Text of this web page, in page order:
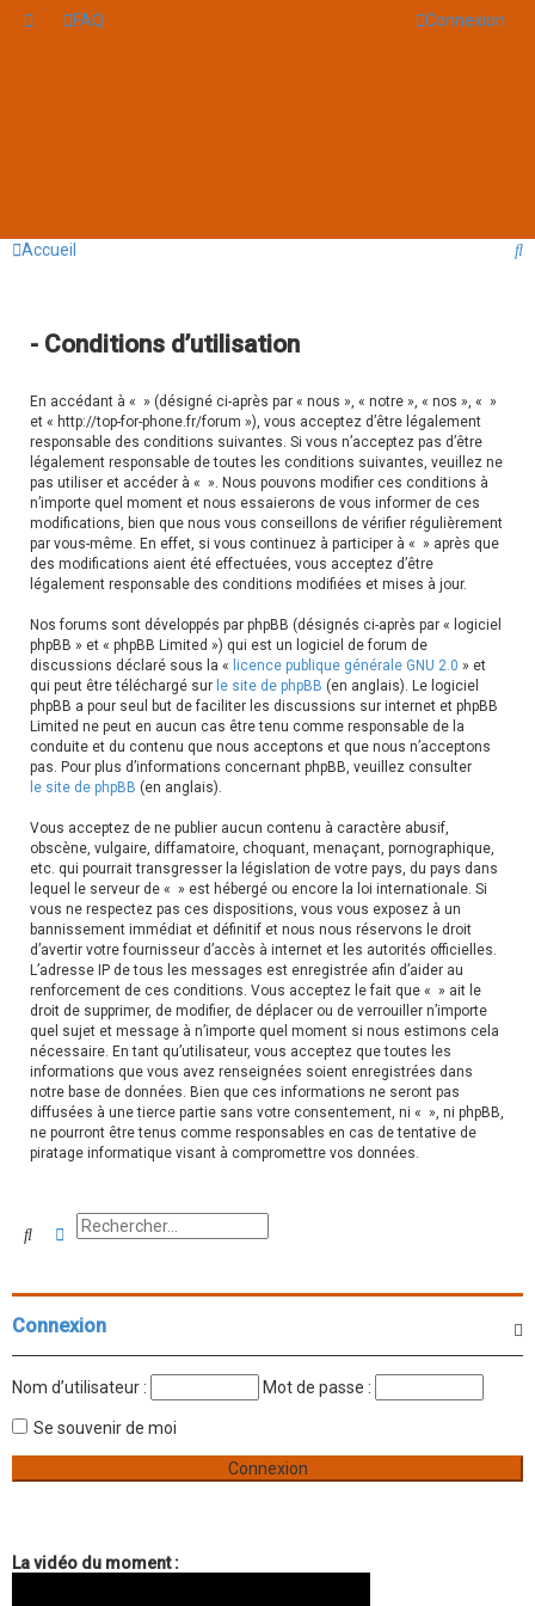
FAQ Connexion
Accueil
R
- Conditions d’utilisation
En accédant à « » (désigné ci-après par « nous », « notre », « nos », « »
et « http://top-for-phone.fr/forum »), vous acceptez d’être légalement
responsable des conditions suivantes. Si vous n’acceptez pas d’être
légalement responsable de toutes les conditions suivantes, veuillez ne
pas utiliser et accéder à « ». Nous pouvons modifier ces conditions à
n’importe quel moment et nous essaierons de vous informer de ces
modifications, bien que nous vous conseillons de vérifier régulièrement
par vous-même. En effet, si vous continuez à participer à « » après que
des modifications aient été effectuées, vous acceptez d’être
légalement responsable des conditions modifiées et mises à jour.
Nos forums sont développés par phpBB (désignés ci-après par « logiciel
phpBB » et « phpBB Limited ») qui est un logiciel de forum de
discussions déclaré sous la « licence publique générale GNU 2.0 » et
qui peut être téléchargé sur le site de phpBB (en anglais). Le logiciel
phpBB a pour seul but de faciliter les discussions sur internet et phpBB
Limited ne peut en aucun cas être tenu comme responsable de la
conduite et du contenu que nous acceptons et que nous n’acceptons
pas. Pour plus d’informations concernant phpBB, veuillez consulter
le site de phpBB (en anglais).
Vous acceptez de ne publier aucun contenu à caractère abusif,
obscène, vulgaire, diffamatoire, choquant, menaçant, pornographique,
etc. qui pourrait transgresser la législation de votre pays, du pays dans
lequel le serveur de « » est hébergé ou encore la loi internationale. Si
vous ne respectez pas ces dispositions, vous vous exposez à un
bannissement immédiat et définitif et nous nous réservons le droit
d’avertir votre fournisseur d’accès à internet et les autorités officielles.
L’adresse IP de tous les messages est enregistrée afin d’aider au
renforcement de ces conditions. Vous acceptez le fait que « » ait le
droit de supprimer, de modifier, de déplacer ou de verrouiller n’importe
quel sujet et message à n’importe quel moment si nous estimons cela
nécessaire. En tant qu’utilisateur, vous acceptez que toutes les
informations que vous avez renseignées soient enregistrées dans
notre base de données. Bien que ces informations ne seront pas
diffusées à une tierce partie sans votre consentement, ni « », ni phpBB,
ne pourront être tenus comme responsables en cas de tentative de
piratage informatique visant à compromettre vos données.
RechercherRecherche avancée
Connexion
Nom d’utilisateur : Mot de passe :
Se souvenir de moi
La vidéo du moment :